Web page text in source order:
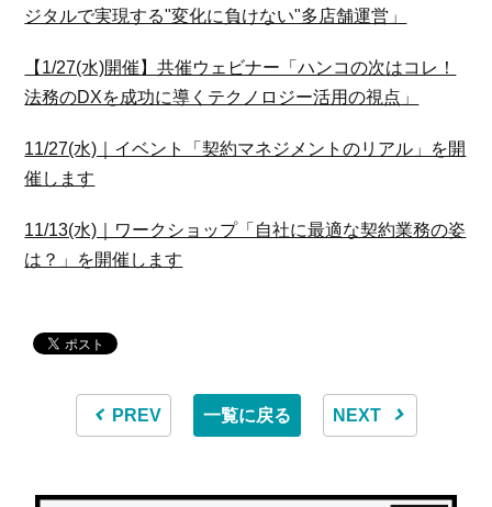
ジタルで実現する"変化に負けない"多店舗運営」
【1/27(水)開催】共催ウェビナー「ハンコの次はコレ！
法務のDXを成功に導くテクノロジー活用の視点」
11/27(水)｜イベント「契約マネジメントのリアル」を開
催します
11/13(水)｜ワークショップ「自社に最適な契約業務の姿
は？」を開催します
PREV 一覧に戻る NEXT